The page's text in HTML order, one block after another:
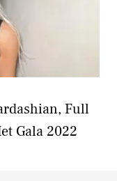
Full
Gala 2022